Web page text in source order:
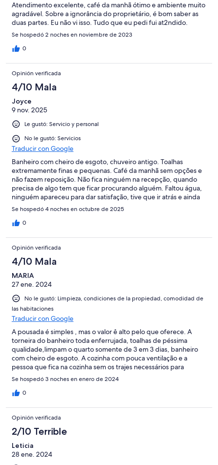
Atendimento excelente, café da manhã ótimo e ambiente muito
agradável. Sobre a ignorância do proprietário, é bom saber as
duas partes. Eu não vi isso. Tudo que eu pedi fui at2ndido.
Se hospedó 2 noches en noviembre de 2023
0
Opinión verificada
4/10 Mala
Joyce
9 nov. 2025
Le gustó: Servicio y personal
No le gustó: Servicios
Traducir con Google
Banheiro com cheiro de esgoto, chuveiro antigo. Toalhas
extremamente finas e pequenas. Café da manhã sem opções e
não fazem reposição. Não fica ninguém na recepção, quando
precisa de algo tem que ficar procurando alguém. Faltou água,
ninguém apareceu para dar satisfação, tive que ir atrás e ainda
demorou um tempo para resolver, era problema na bomba.
Pontos positivos: cama boa, lençóis limpos e cheirosos.
Localização boa.
Se hospedó 4 noches en octubre de 2025
0
Opinión verificada
4/10 Mala
MARIA
27 ene. 2024
No le gustó: Limpieza, condiciones de la propiedad, comodidad de
las habitaciones
Traducir con Google
A pousada é simples , mas o valor ê alto pelo que oferece. A
torneira do banheiro toda enferrujada, toalhas de péssima
qualidade,limpam o quarto somente de 3 em 3 dias, banheiro
com cheiro de esgoto. A cozinha com pouca ventilação e a
pessoa que fica na cozinha sem os trajes necessários para
manipulação dos alimentos. Somente a localização que é boa.
Se hospedó 3 noches en enero de 2024
0
Opinión verificada
2/10 Terrible
Leticia
28 ene. 2024